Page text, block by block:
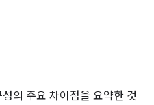
의 주요 차이점을 요약한 것